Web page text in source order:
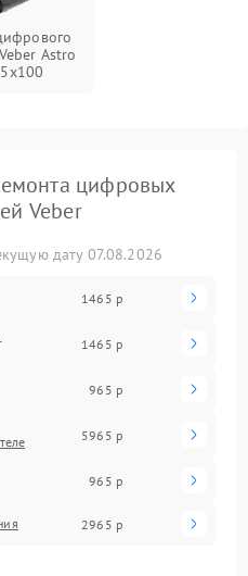
Astro
цифровых
Veber
дату 07.08.2026
1465 р
1465 р
965 р
5965 р
965 р
2965 р